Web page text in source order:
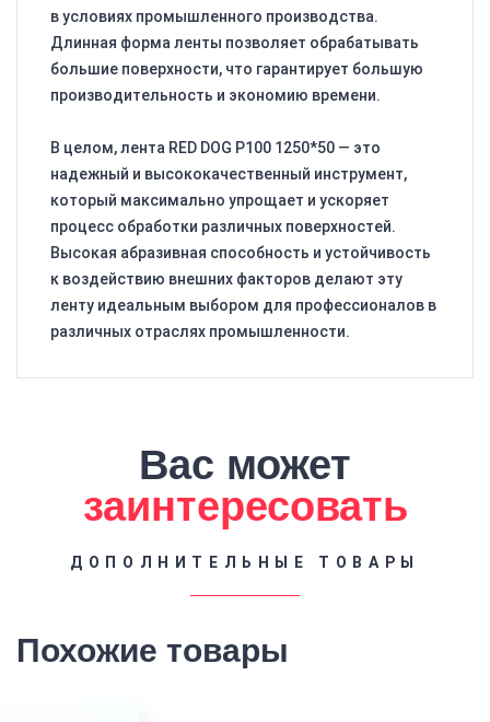
в условиях промышленного производства.
Длинная форма ленты позволяет обрабатывать
большие поверхности, что гарантирует большую
производительность и экономию времени.
В целом, лента RED DOG P100 1250*50 — это
надежный и высококачественный инструмент,
который максимально упрощает и ускоряет
процесс обработки различных поверхностей.
Высокая абразивная способность и устойчивость
к воздействию внешних факторов делают эту
ленту идеальным выбором для профессионалов в
различных отраслях промышленности.
Вас может
заинтересовать
ДОПОЛНИТЕЛЬНЫЕ ТОВАРЫ
Похожие товары